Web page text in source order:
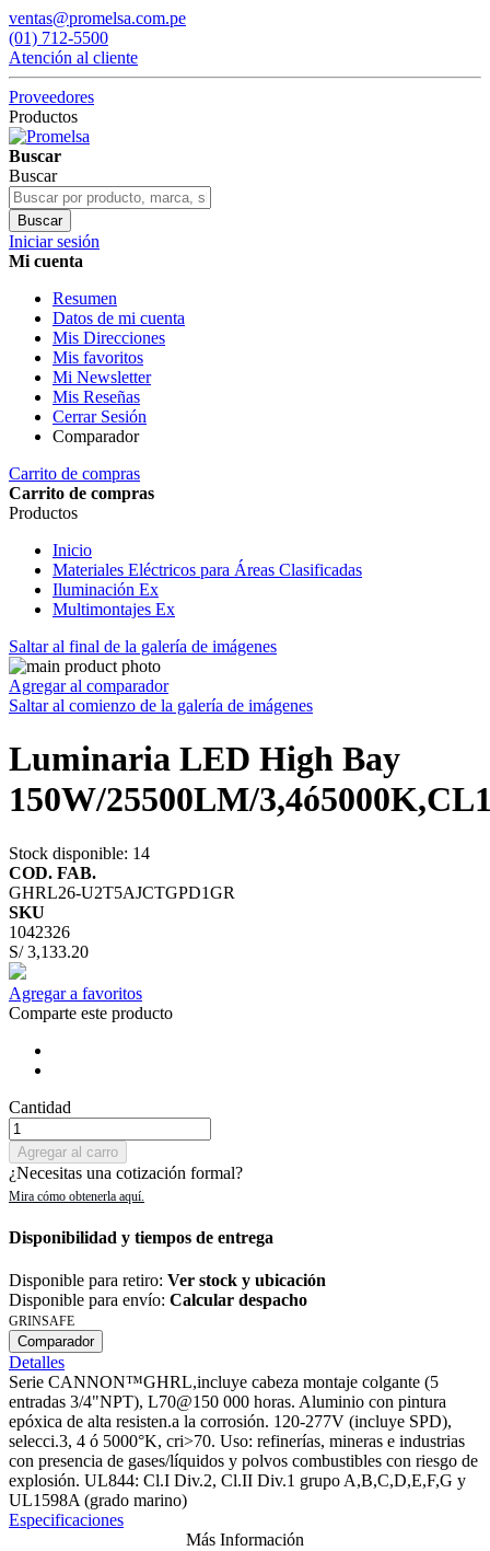
ventas@promelsa.com.pe
(01) 712-5500
Atención al cliente
Proveedores
Productos
Buscar
Buscar
Buscar
Iniciar sesión
Mi cuenta
Resumen
Datos de mi cuenta
Mis Direcciones
Mis favoritos
Mi Newsletter
Mis Reseñas
Cerrar Sesión
Comparador
Carrito de compras
Carrito de compras
Productos
Inicio
Materiales Eléctricos para Áreas Clasificadas
Iluminación Ex
Multimontajes Ex
Saltar al final de la galería de imágenes
Agregar al comparador
Saltar al comienzo de la galería de imágenes
Luminaria LED High Bay
150W/25500LM/
Stock disponible: 14
COD. FAB.
GHRL26-U2T5AJCTGPD1GR
SKU
1042326
S/ 3,133.20
Agregar a favoritos
Comparte este producto
Cantidad
Agregar al carro
¿Necesitas una cotización formal?
Disponibilidad y tiempos de entrega
Disponible para retiro: Ver stock y ubicación
Disponible para envío: Calcular despacho
GRINSAFE
Comparador
Detalles
Serie CANNON™GHRL,incluye cabeza montaje colgante (5
entradas 3/4"NPT), L70@150 000 horas. Aluminio con pintura
epóxica de alta resisten.a la corrosión. 120-277V (incluye SPD),
selecci.3, 4 ó 5000°K, cri>70. Uso: refinerías, mineras e industrias
con presencia de gases/líquidos y polvos combustibles con riesgo de
explosión. UL844: Cl.I Div.2, Cl.II Div.1 grupo A,B,C,D,E,F,G y
UL1598A (grado marino)
Especificaciones
Más Información